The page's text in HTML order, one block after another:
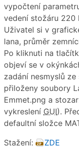
vypočtení
vedení stožáru 220
Uživatel si v
lana, průměr
Po kliknuti na
objeví se v
zadání nesmyslů
přiloženy soubory
Emmet.png a
vykreslení GUI).
defaultní složce
Stažení:
ZDE